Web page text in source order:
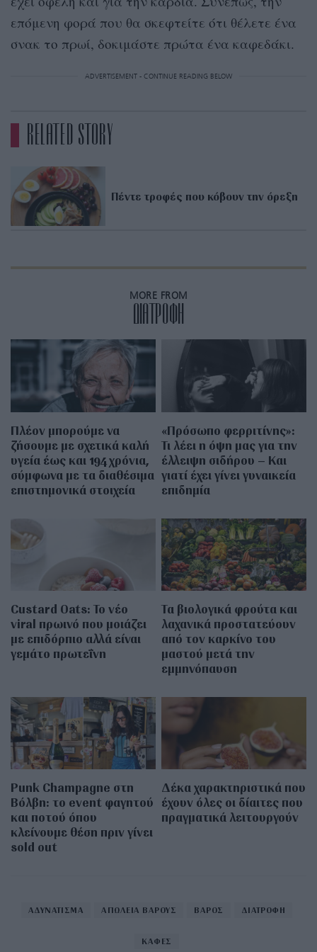
επόμενη φορά που θα σκεφτείτε ότι θέλετε ένα
σνακ το πρωί, δοκιμάστε πρώτα ένα καφεδάκι.
ADVERTISEMENT - CONTINUE READING BELOW
RELATED STORY
Πέντε τροφές που κόβουν την όρεξη
MORE FROM
ΔΙΑΤΡΟΦΗ
Πλέον μπορούμε να
ζήσουμε με σχετικά καλή
υγεία έως και 194 χρόνια,
σύμφωνα με τα διαθέσιμα
επιστημονικά στοιχεία
«Πρόσωπο φερριτίνης»:
Τι λέει η όψη μας για την
έλλειψη σιδήρου – Και
γιατί έχει γίνει γυναικεία
επιδημία
Custard Oats: Το νέο
viral πρωινό που μοιάζει
με επιδόρπιο αλλά είναι
γεμάτο πρωτεΐνη
Τα βιολογικά φρούτα και
λαχανικά προστατεύουν
από τον καρκίνο του
μαστού μετά την
εμμηνόπαυση
Punk Champagne στη
Βόλβη: το event φαγητού
και ποτού όπου
κλείνουμε θέση πριν γίνει
sold out
Δέκα χαρακτηριστικά που
έχουν όλες οι δίαιτες που
πραγματικά λειτουργούν
ΑΔΥΝΑΤΙΣΜΑ ΑΠΩΛΕΙΑ ΒΑΡΟΥΣ ΒΑΡΟΣ ΔΙΑΤΡΟΦΗ
ΚΑΦΕΣ